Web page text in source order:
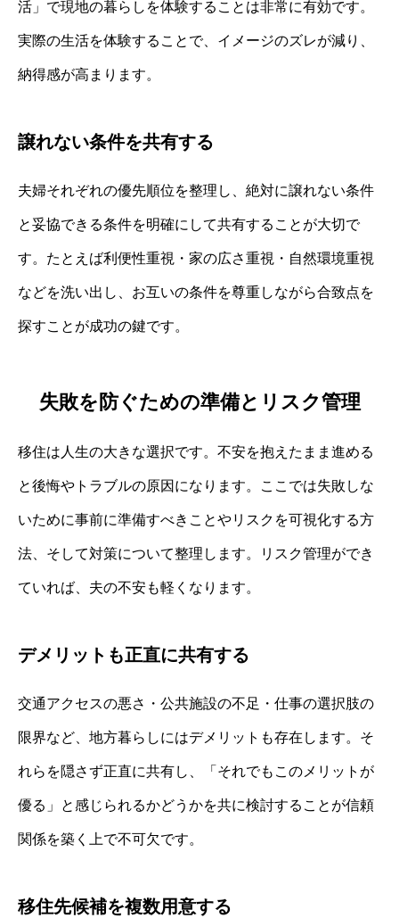
活」で現地の暮らしを体験することは非常に有効です。
実際の生活を体験することで、イメージのズレが減り、
納得感が高まります。
譲れない条件を共有する
夫婦それぞれの優先順位を整理し、絶対に譲れない条件
と妥協できる条件を明確にして共有することが大切で
す。たとえば利便性重視・家の広さ重視・自然環境重視
などを洗い出し、お互いの条件を尊重しながら合致点を
探すことが成功の鍵です。
失敗を防ぐための準備とリスク管理
移住は人生の大きな選択です。不安を抱えたまま進める
と後悔やトラブルの原因になります。ここでは失敗しな
いために事前に準備すべきことやリスクを可視化する方
法、そして対策について整理します。リスク管理ができ
ていれば、夫の不安も軽くなります。
デメリットも正直に共有する
交通アクセスの悪さ・公共施設の不足・仕事の選択肢の
限界など、地方暮らしにはデメリットも存在します。そ
れらを隠さず正直に共有し、「それでもこのメリットが
優る」と感じられるかどうかを共に検討することが信頼
関係を築く上で不可欠です。
移住先候補を複数用意する